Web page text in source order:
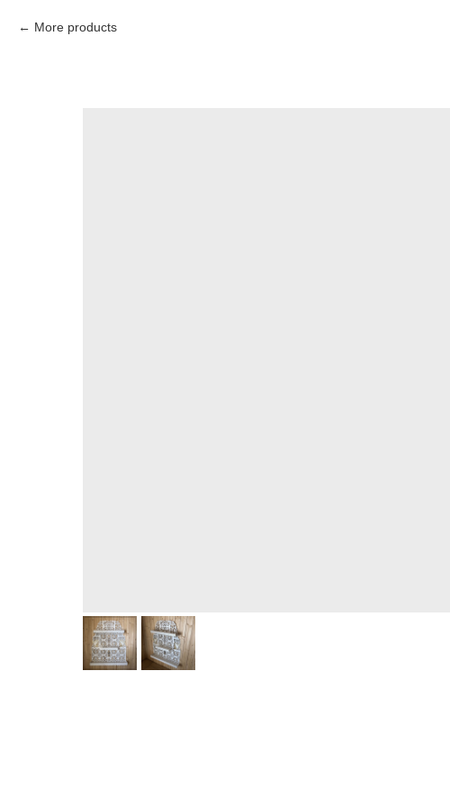
More products